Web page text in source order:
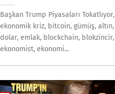
Başkan Trump Piyasaları Tokatlıyor,
ekonomik kriz, bitcoin, gümüş, altın,
dolar, emlak, blockchain, blokzincir,
ekonomist, ekonomi...